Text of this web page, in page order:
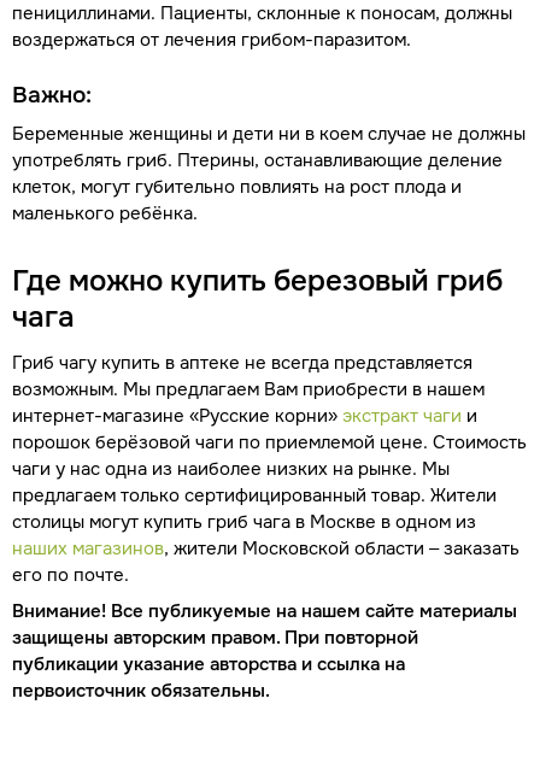
пенициллинами. Пациенты, склонные к поносам, должны
воздержаться от лечения грибом-паразитом.
Важно:
Беременные женщины и дети ни в коем случае не должны
употреблять гриб. Птерины, останавливающие деление
клеток, могут губительно повлиять на рост плода и
маленького ребёнка.
Где можно купить березовый гриб
чага
Гриб чагу купить в аптеке не всегда представляется
возможным. Мы предлагаем Вам приобрести в нашем
интернет-магазине «Русские корни» экстракт чаги и
порошок берёзовой чаги по приемлемой цене. Стоимость
чаги у нас одна из наиболее низких на рынке. Мы
предлагаем только сертифицированный товар. Жители
столицы могут купить гриб чага в Москве в одном из
наших магазинов, жители Московской области – заказать
его по почте.
Внимание! Все публикуемые на нашем сайте материалы
защищены авторским правом. При повторной
публикации указание авторства и ссылка на
первоисточник обязательны.